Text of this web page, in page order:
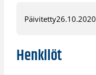
Päivitetty26.10.2020
Henkilöt